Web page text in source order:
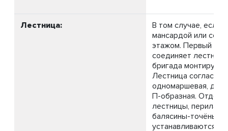
Лестница:
В том случае, если
мансардой или со
этажом. Первый
соединяет
бригада монтирует
Лестница согласно
одномаршевая,
П-образная.
лестницы, перила-
балясины-точёные,
устанавливаются